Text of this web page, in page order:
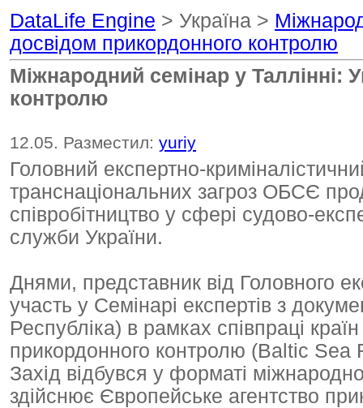
DataLife Engine > Україна >
досвідом прикордонного контролю
Міжнародний семінар у Таллінні:
контролю
12.05. Разместил: yuriy
Головний експертно-
транснаціональних загроз ОБСЄ
співробітництво у сфері судово-
служби України.
Днями, представник від Головного
участь у Семінарі експертів з
Республіка) в рамках співпраці
прикордонного контролю (Baltic
Захід відбувся у форматі
здійснює Європейське агентство